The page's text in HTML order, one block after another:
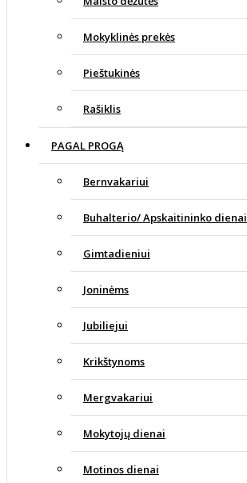
Mokyklinės prekės
Pieštukinės
Rašiklis
PAGAL PROGĄ
Bernvakariui
Buhalterio/ Apskaitininko dienai
Gimtadieniui
Joninėms
Jubiliejui
Krikštynoms
Mergvakariui
Mokytojų dienai
Motinos dienai